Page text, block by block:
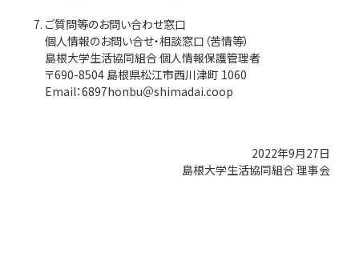
ご質問等のお問い合わせ窓口
個人情報のお問い合せ・相談窓口（苦情等）
島根大学生活協同組合 個人情報保護管理者
〒690-8504 島根県松江市西川津町 1060
Email：6897honbu＠shimadai.coop
2022年9月27日
島根大学生活協同組合 理事会